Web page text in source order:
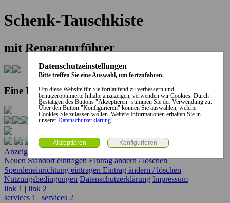
Schenk-Tauschkiste
mit Reparaturführer
Eine Kooperation der Stadt und des Landkreises...
Anzeige erstellen
Neuen Standort eintragenEintrag ändern / löschen
Spendeneinrichtung eintragen Eintrag ändern / löschen
Nutzungsbedingungen Datenschutzerklärung Impressum
link 1 | link 2
services 1 | services 2
Datenschutzeinstellungen
Bitte treffen Sie eine Auswahl, um fortzufahren.
Um diese Website für Sie fortlaufend zu verbessern und
benutzeroptimierte Inhalte anzuzeigen, verwenden wir Cookies. Durch
Bestätigen des Buttons "Akzeptieren" stimmen Sie der Verwendung zu.
Über den Button "Konfigurieren" können Sie auswählen, welche
Cookies Sie zulassen wollen. Weitere Informationen erhalten Sie in
unserer Datenschutzerklärung.